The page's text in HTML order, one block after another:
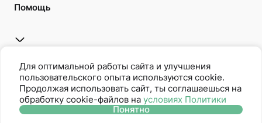
Помощь
Oriflame является членом Ассоциации Прямых Продаж
Для оптимальной работы сайта и улучшения
пользовательского опыта используются cookie.
Продолжая использовать сайт, ты соглашаешься на
обработку cookie-файлов на условиях Политики
Понятно